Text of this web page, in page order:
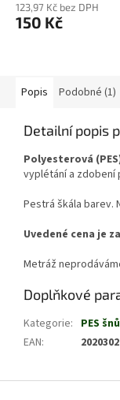
123,97 Kč bez DPH
150 Kč
Popis Podobné (1)
Detailní popis
Polyesterová
vyplétání a zdobení
Pestrá škála barev.
Uvedené cena je
Metráž
Doplňkové
Kategorie: PES
EAN: